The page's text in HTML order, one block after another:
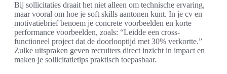
Bij sollicitaties draait het niet alleen om technische ervaring,
maar vooral om hoe je soft skills aantonen kunt. In je cv en
motivatiebrief benoem je concrete voorbeelden en korte
performance voorbeelden, zoals: “Leidde een cross-
functioneel project dat de doorlooptijd met 30% verkortte.”
Zulke uitspraken geven recruiters direct inzicht in impact en
maken je sollicitatietips praktisch toepasbaar.